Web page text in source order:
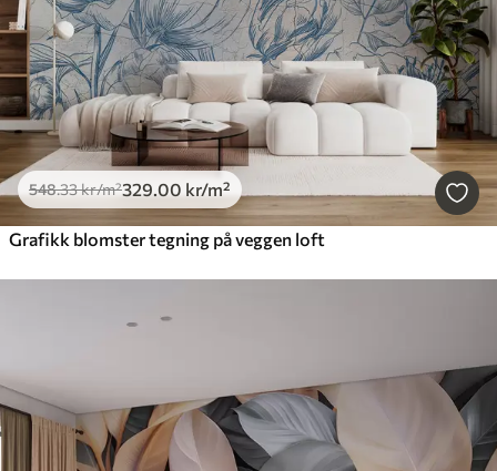
548.33kr/m²329.00 kr/m²
Grafikk blomster tegning på veggen loft